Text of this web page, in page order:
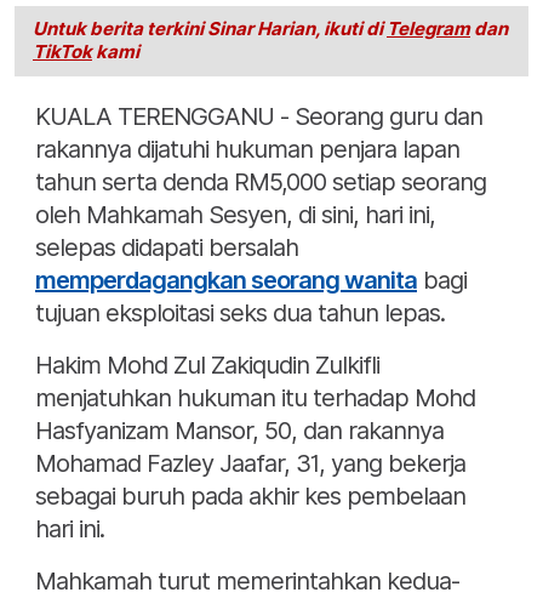
Untuk berita terkini Sinar Harian, ikuti di Telegramdan
TikTokkami
KUALA TERENGGANU - Seorang guru dan
rakannya dijatuhi hukuman penjara lapan
tahun serta denda RM5,000 setiap seorang
oleh Mahkamah Sesyen, di sini, hari ini,
selepas didapati bersalah
memperdagangkan seorang wanita bagi
tujuan eksploitasi seks dua tahun lepas.
Hakim Mohd Zul Zakiqudin Zulkifli
menjatuhkan hukuman itu terhadap Mohd
Hasfyanizam Mansor, 50, dan rakannya
Mohamad Fazley Jaafar, 31, yang bekerja
sebagai buruh pada akhir kes pembelaan
hari ini.
Mahkamah turut memerintahkan kedua-